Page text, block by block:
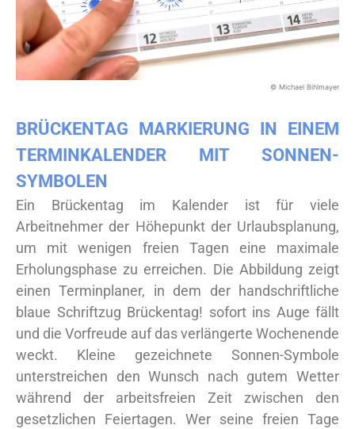
© Michael Bihlmayer
BRÜCKENTAG MARKIERUNG IN EINEM
TERMINKALENDER MIT SONNEN-
SYMBOLEN
Ein Brückentag im Kalender ist für viele
Arbeitnehmer der Höhepunkt der Urlaubsplanung,
um mit wenigen freien Tagen eine maximale
Erholungsphase zu erreichen. Die Abbildung zeigt
einen Terminplaner, in dem der handschriftliche
blaue Schriftzug Brückentag! sofort ins Auge fällt
und die Vorfreude auf das verlängerte Wochenende
weckt. Kleine gezeichnete Sonnen-Symbole
unterstreichen den Wunsch nach gutem Wetter
während der arbeitsfreien Zeit zwischen den
gesetzlichen Feiertagen. Wer seine freien Tage